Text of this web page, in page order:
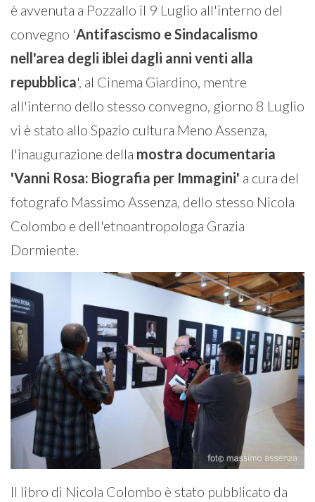
è avvenuta a Pozzallo il 9 Luglio all'interno del
convegno 'Antifascismo e Sindacalismo
nell'area degli iblei dagli anni venti alla
repubblica', al Cinema Giardino, mentre
all'interno dello stesso convegno, giorno 8 Luglio
vi è stato allo Spazio cultura Meno Assenza,
l'inaugurazione della mostra documentaria
'Vanni Rosa: Biografia per Immagini' a cura del
fotografo Massimo Assenza, dello stesso Nicola
Colombo e dell'etnoantropologa Grazia
Dormiente.
Il libro di Nicola Colombo è stato pubblicato da